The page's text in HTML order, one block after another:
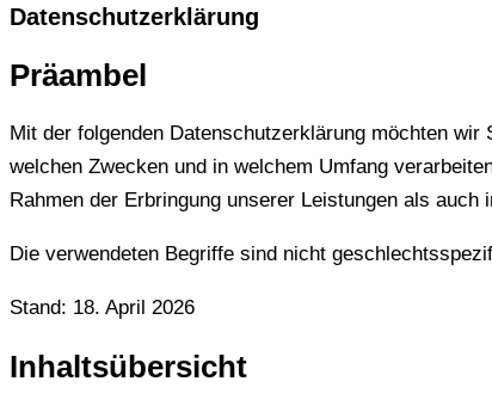
Datenschutzerklärung
Präambel
Mit der folgenden Datenschutzerklärung möchten
welchen Zwecken und in welchem Umfang
Rahmen der Erbringung unserer Leistungen als
Die verwendeten Begriffe sind nicht
Stand: 18. April 2026
Inhaltsübersicht